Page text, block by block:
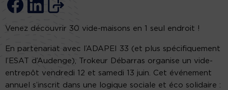
Venez découvrir 30 vide-maisons en 1 seul endroit !
En partenariat avec l’ADAPEI 33 (et plus spécifiquement
l’ESAT d’Audenge), Trokeur Débarras organise un vide-
entrepôt vendredi 12 et samedi 13 juin. Cet événement
annuel s’inscrit dans une logique sociale et éco solidaire :